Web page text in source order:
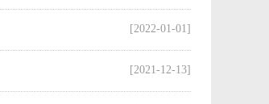
[2022-01-01]
[2021-12-13]